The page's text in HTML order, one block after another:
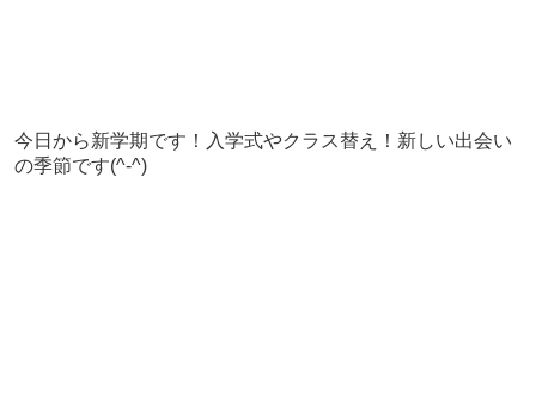
今日から新学期です！入学式やクラス替え！新しい出会い
の季節です(^-^)